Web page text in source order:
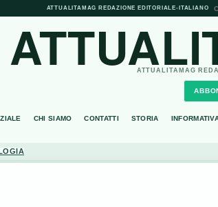
ATTUALITAMAG REDAZIONE EDITORIALE• ITALIANO
ATTUALITAMAG
CHI SIAMO CONTATTI STORIA